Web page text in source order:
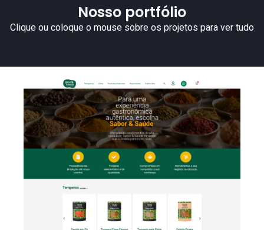
Nosso portfólio
Clique ou coloque o mouse sobre os projetos para ver tudo